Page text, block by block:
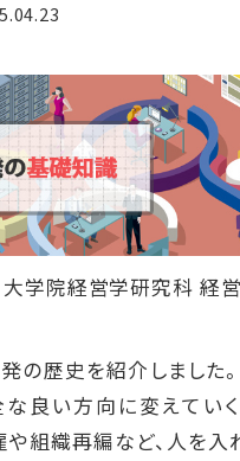
大学院経営学研究科
の歴史を紹介しました
な良い方向に変えてい
や組織再編など、人を入